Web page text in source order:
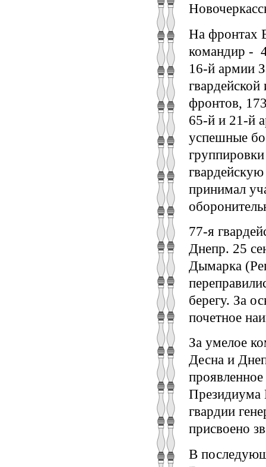
На фронтах
командир ‑
16-й армии
фронтов,
65-й и 21-й
успешные
принимал
77-я
Днепр. 25
Дымарка
берегу. За
почетное
За умелое
Десна и
Президиума
гвардии
присвоено
В